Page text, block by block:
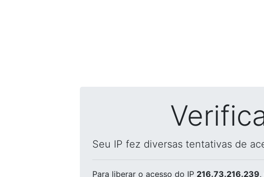
Seu IP fez diversas tentativas de
Para liberar o acesso do IP 216.73.216.239,